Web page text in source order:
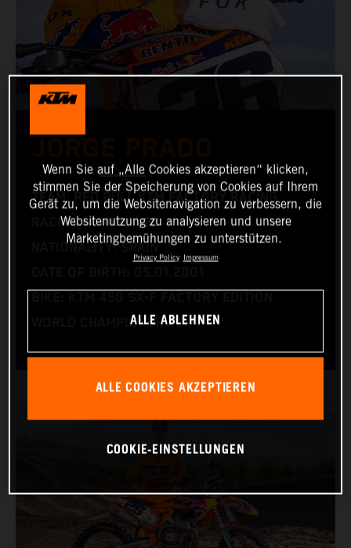
TEAM: RED BULL KTM FACTORY RACING
RACING NUMBER: 26
NATIONALITY: SPAIN
WORLD CHAMPIONSHIPS: 4
Wenn Sie auf „Alle Cookies akzeptieren“ klicken,
stimmen Sie der Speicherung von Cookies auf Ihrem
Gerät zu, um die Websitenavigation zu verbessern, die
Websitenutzung zu analysieren und unsere
Marketingbemühungen zu unterstützen.
Privacy Policy Impressum
ALLE ABLEHNEN
ALLE COOKIES AKZEPTIEREN
COOKIE-EINSTELLUNGEN